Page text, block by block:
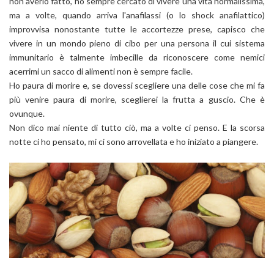
ma a volte, quando arriva l'anafilassi (o lo shock anafilattico)
improvvisa nonostante tutte le accortezze prese, capisco che
vivere in un mondo pieno di cibo per una persona il cui sistema
immunitario è talmente imbecille da riconoscere come nemici
acerrimi un sacco di alimenti non è sempre facile.
Ho paura di morire e, se dovessi scegliere una delle cose che mi fa
più venire paura di morire, sceglierei la frutta a guscio. Che è
ovunque.
Non dico mai niente di tutto ciò, ma a volte ci penso. E la scorsa
notte ci ho pensato, mi ci sono arrovellata e ho iniziato a piangere.